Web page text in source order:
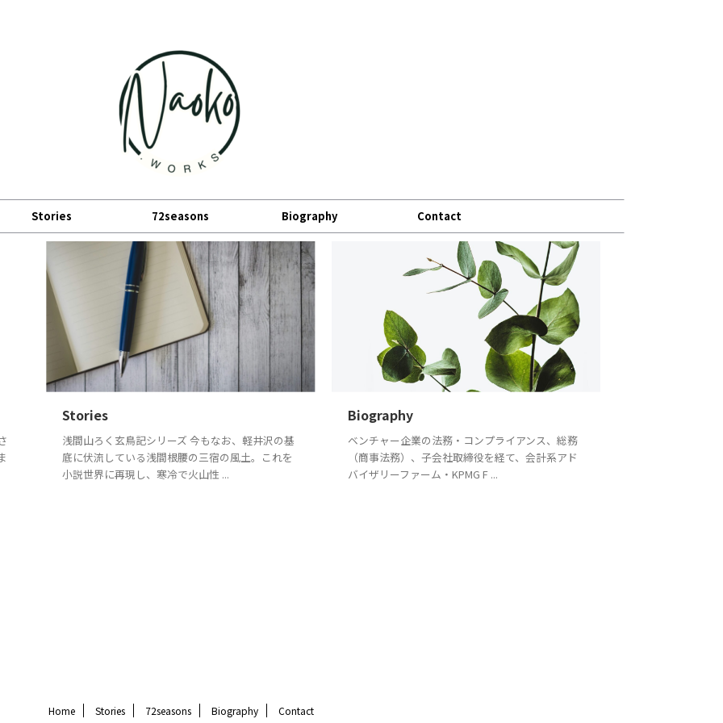
Stories 72seasons Biography Contact
Stories
浅間山ろく玄鳥記シリーズ 今もなお、軽井沢の基
底に伏流している浅間根腰の三宿の風土。これを
小説世界に再現し、寒冷で火山性 ...
Biography
ベンチャー企業の法務・コンプライアンス、総務
（商事法務）、子会社取締役を経て、会計系アド
バイザリーファーム・KPMG F ...
Home Stories 72seasons Biography Contact